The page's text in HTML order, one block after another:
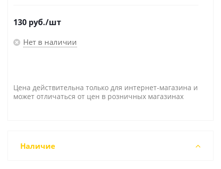
130 руб./шт
Нет в наличии
Цена действительна только для интернет-магазина и
может отличаться от цен в розничных магазинах
Наличие